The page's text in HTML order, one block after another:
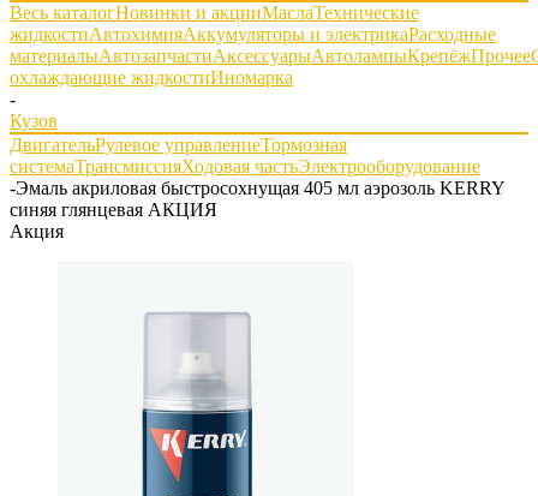
Весь каталогНовинки и акцииМаслаТехнические
жидкостиАвтохимияАккумуляторы и электрикаРасходные
материалыАвтозапчастиАксессуарыАвтолампыКрепёжПрочее
охлаждающие жидкостиИномарка
-
Кузов
ДвигательРулевое управлениеТормозная
системаТрансмиссияХодовая частьЭлектрооборудование
-Эмаль акриловая быстросохнущая 405 мл аэрозоль KERRY
синяя глянцевая АКЦИЯ
Акция